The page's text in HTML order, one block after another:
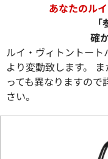
あなたのル
確
ルイ・ヴィトントー
より変動致します。
っても異なりますの
さい。